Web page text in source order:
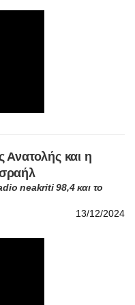
Ανατολής και η
neakriti 98,4 και το
13/12/2024